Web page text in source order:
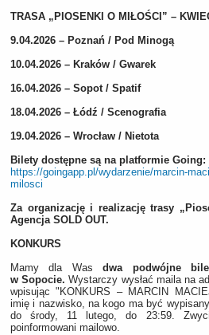
TRASA „PIOSENKI O MIŁOŚCI” –
9.04.2026 – Poznań / Pod Minogą
10.04.2026 – Kraków / Gwarek
16.04.2026 – Sopot / Spatif
18.04.2026 – Łódź / Scenografia
19.04.2026 – Wrocław / Nietota
Bilety dostępne są na platformie Going:
https://goingapp.pl/wydarzenie/marcin-
milosci
Za organizację i realizację trasy
Agencja SOLD OUT.
KONKURS
Mamy dla Wasdwa podwójne
w Sopocie. Wystarczy wysłać maila na
wpisując "KONKURS – MARCIN
imię i nazwisko, na kogo ma być
do środy, 11 lutego, do 23:59.
poinformowani mailowo.